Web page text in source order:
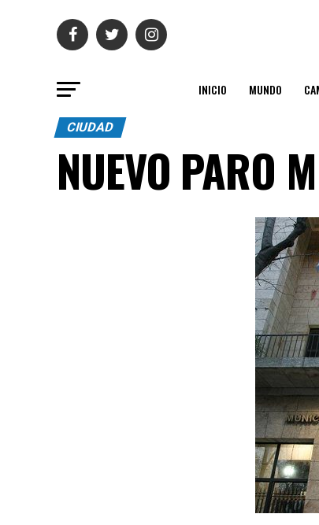
INICIO MUNDO
CIUDAD
NUEVO PARO